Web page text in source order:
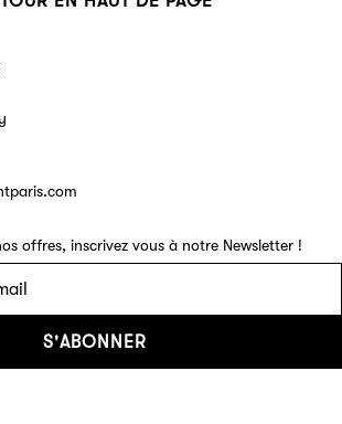
offres, inscrivez vous à notre Newsletter !
S'ABONNER